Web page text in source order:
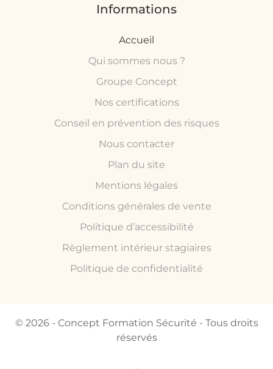
Informations
Accueil
Qui sommes nous ?
Groupe Concept
Nos certifications
Conseil en prévention des risques
Nous contacter
Plan du site
Mentions légales
Conditions générales de vente
Politique d’accessibilité
Règlement intérieur stagiaires
Politique de confidentialité
© 2026 - Concept Formation Sécurité - Tous droits
réservés